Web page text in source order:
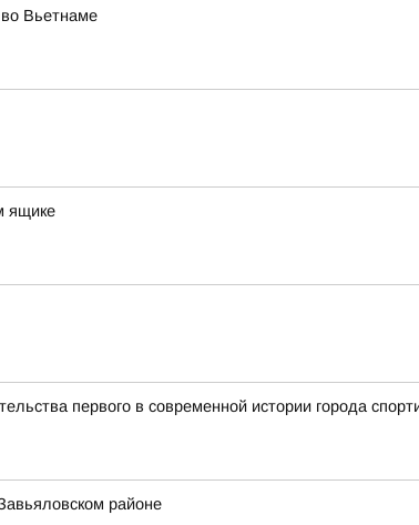
во Вьетнаме
ящике
первого в современной истории города
районе